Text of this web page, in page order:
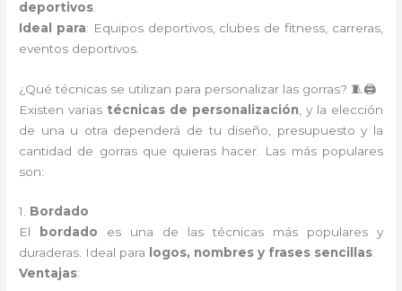
deportivos
Ideal para: Equipos deportivos, clubes de fitness, carreras,
eventos deportivos.
¿Qué técnicas se utilizan para personalizar las gorras? 🧵🖨️
Existen varias técnicas de personalización , y la elección
de una u otra dependerá de tu diseño, presupuesto y la
cantidad de gorras que quieras hacer. Las más populares
son:
1. Bordado
El
bordado es una de las técnicas más populares y
duraderas. Ideal para
logos, nombres y frases sencillas.
Ventajas: